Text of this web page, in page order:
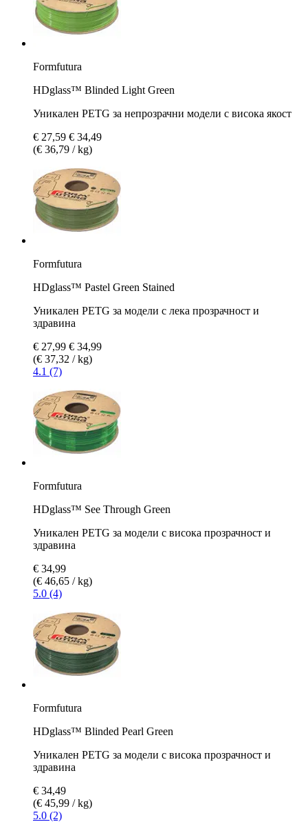
Formfutura
HDglass™ Blinded Light Green
Уникален PETG за непрозрачни модели с висока якост
€ 27,59 € 34,49
(€ 36,79 / kg)
Formfutura
HDglass™ Pastel Green Stained
Уникален PETG за модели с лека прозрачност и
здравина
€ 27,99 € 34,99
(€ 37,32 / kg)
4.1 (7)
Formfutura
HDglass™ See Through Green
Уникален PETG за модели с висока прозрачност и
здравина
€ 34,99
(€ 46,65 / kg)
5.0 (4)
Formfutura
HDglass™ Blinded Pearl Green
Уникален PETG за модели с висока прозрачност и
здравина
€ 34,49
(€ 45,99 / kg)
5.0 (2)